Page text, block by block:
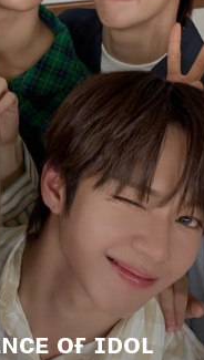
ᴏғ ɪᴅᴏʟ